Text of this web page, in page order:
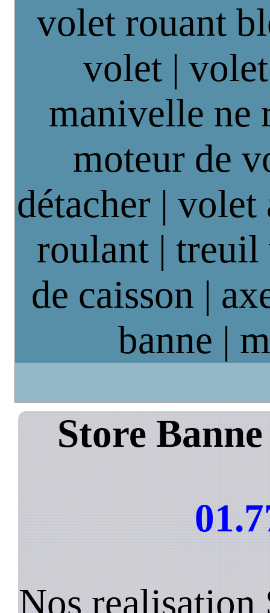
volet rouant
volet |
manivelle ne
moteur de
détacher | volet
roulant |
de caisson |
banne |
Store
Nos realisation